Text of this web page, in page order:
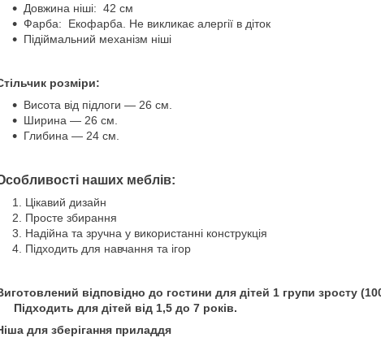
Довжина ніші: 42 см
Фарба: Екофарба. Не викликає алергії в діток
Підіймальний механізм ніші
розміри:
Висота від підлоги — 26 см.
Ширина — 26 см.
Глибина — 24 см.
наших меблів:
Цікавий дизайн
Просте збирання
Надійна та зручна у використанні конструкція
Підходить для навчання та ігор
відповідно до гостини для дітей 1 групи зросту
⠀ Підходить для дітей від 1,5 до 7 років.
для зберігання приладдя